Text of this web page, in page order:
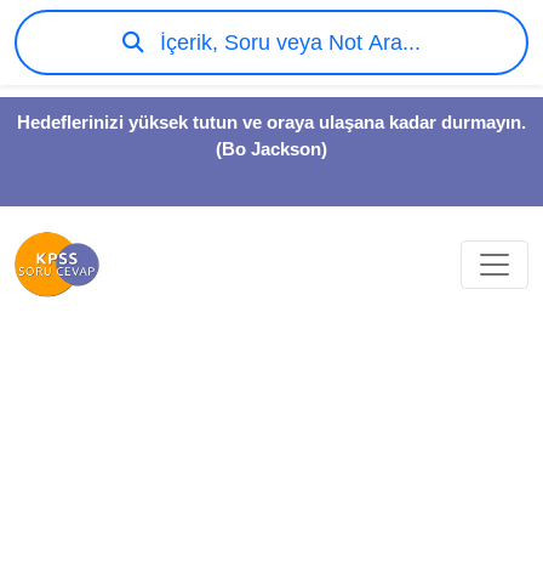
Hedeflerinizi yüksek tutun ve oraya ulaşana kadar durmayın.
(Bo Jackson)
İçerik, Soru veya Not Ara...